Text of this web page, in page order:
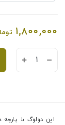
1,800,000
این دولوگ با